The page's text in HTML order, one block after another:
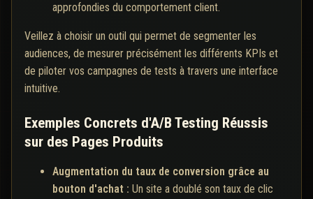
approfondies du comportement client.
Veillez à choisir un outil qui permet de segmenter les
audiences, de mesurer précisément les différents KPIs et
de piloter vos campagnes de tests à travers une interface
intuitive.
Exemples Concrets d'A/B Testing Réussis
sur des Pages Produits
Augmentation du taux de conversion grâce au
bouton d'achat : Un site a doublé son taux de clic